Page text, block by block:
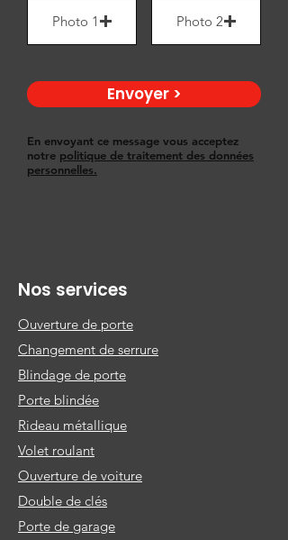
Nos services
Ouverture de porte
Changement de serrure
Blindage de porte
Porte blindée
Rideau métallique
Volet roulant
Ouverture de voiture
Double de clés
Porte de garage
Photo 1 Photo 2
Envoyer >
En envoyant ce message vous acceptez
notre politique de traitement des données
personnelles.